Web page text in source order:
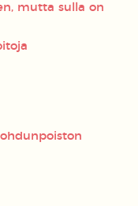
mutta sulla on